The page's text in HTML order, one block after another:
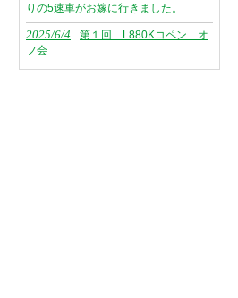
りの5速車がお嫁に行きました。
2025/6/4
第１回 L880Kコペン オ
フ会